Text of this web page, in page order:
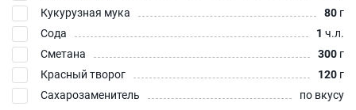
Кукурузная мука
80 г
Сода
1 ч.л.
Сметана
300 г
Красный творог
120 г
Сахарозаменитель
по вкусу